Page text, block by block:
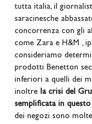
tutta italia, il
saracinesche
concorrenza con gli
come Zara e H&M ,
consideriamo
prodotti Benetton
inferiori a quelli dei
inoltre la crisi del
semplificata in
dei negozi sono